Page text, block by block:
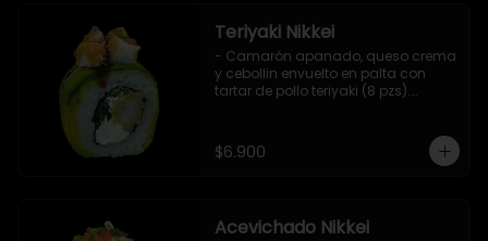
Teriyaki Nikkei
- Camarón apanado, queso crema
y cebollin envuelto en palta con
tartar de pollo teriyaki (8 pzs).
$6.900
Acevichado Nikkei